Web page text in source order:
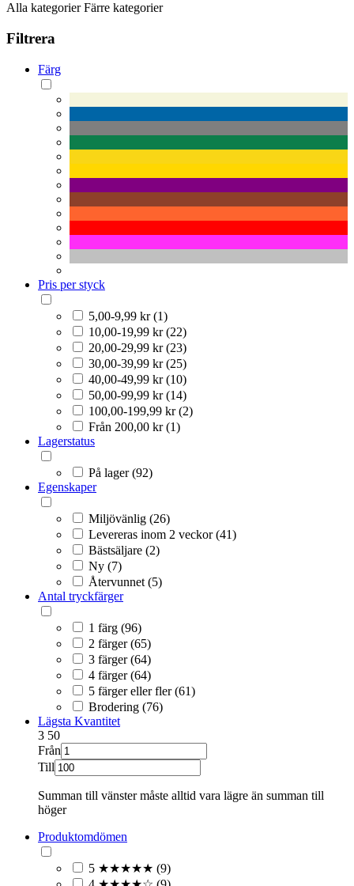
Alla kategorier Färre kategorier
Filtrera
Färg
Pris per styck
5,00-9,99 kr (1)
10,00-19,99 kr (22)
20,00-29,99 kr (23)
30,00-39,99 kr (25)
40,00-49,99 kr (10)
50,00-99,99 kr (14)
100,00-199,99 kr (2)
Från 200,00 kr (1)
Lagerstatus
På lager (92)
Egenskaper
Miljövänlig (26)
Levereras inom 2 veckor (41)
Bästsäljare (2)
Ny (7)
Återvunnet (5)
Antal tryckfärger
1 färg (96)
2 färger (65)
3 färger (64)
4 färger (64)
5 färger eller fler (61)
Brodering (76)
Lägsta Kvantitet
3 50
Från
Till
Summan till vänster måste alltid vara lägre än summan till
höger
Produktomdömen
5 ★★★★★ (9)